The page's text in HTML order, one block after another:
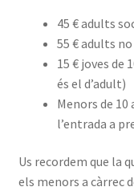
45 € adults
55 € adults
15 € joves de
és el d’adult)
Menors de
l’entrada a
Us recordem que la
els menors a càrrec